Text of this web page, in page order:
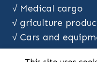
√ Medical cargo
√ griculture
√ Cars and